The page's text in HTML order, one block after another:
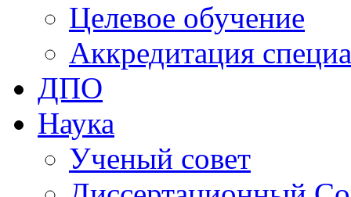
Целевое обучение
Аккредитация
ДПО
Наука
Ученый совет